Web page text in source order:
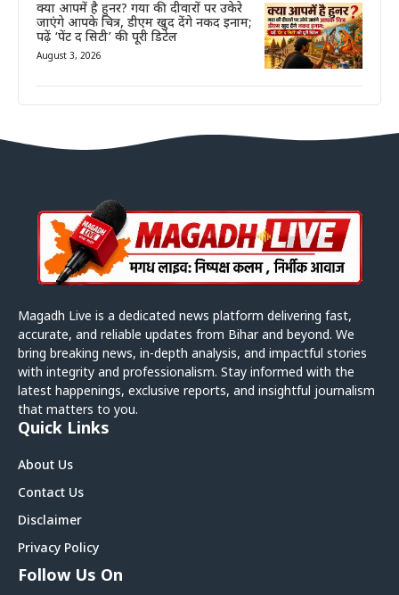
क्या आपमें है हुनर? गया की दीवारों पर उकेरे
जाएंगे आपके चित्र, डीएम खुद देंगे नकद इनाम;
पढ़ें ‘पेंट द सिटी’ की पूरी डिटेल
August 3, 2026
Magadh Live is a dedicated news platform delivering fast,
accurate, and reliable updates from Bihar and beyond. We
bring breaking news, in-depth analysis, and impactful stories
with integrity and professionalism. Stay informed with the
latest happenings, exclusive reports, and insightful journalism
that matters to you.
Quick Links
About Us
Contact Us
Disclaimer
Privacy Policy
Follow Us On